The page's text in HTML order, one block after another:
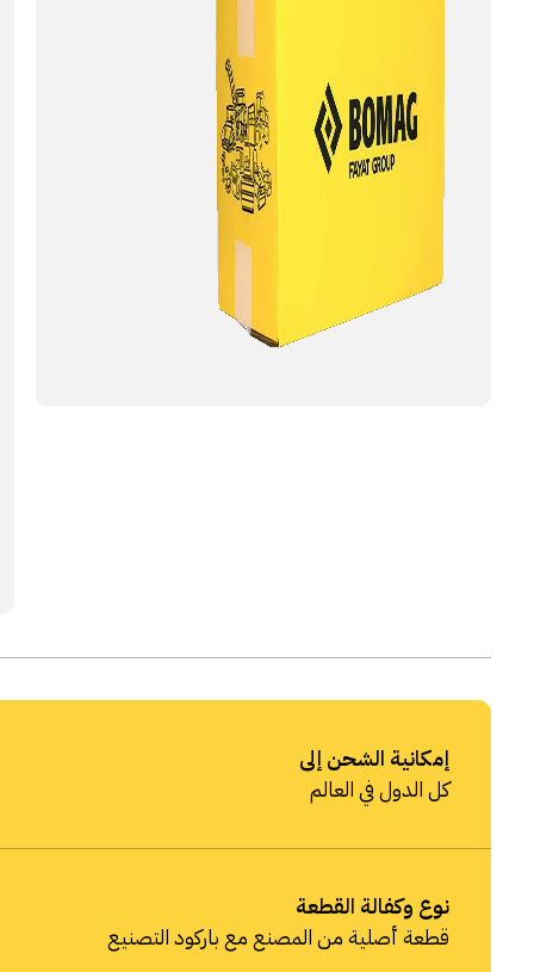
إمكانية الشحن إلى
كل الدول في العالم
نوع وكفالة القطعة
قطعة أصلية من المصنع مع باركود التصنيع